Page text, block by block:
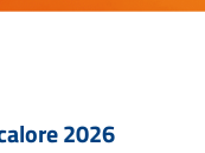
2026